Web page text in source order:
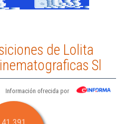
de Lolita
Sl
Información ofrecida por